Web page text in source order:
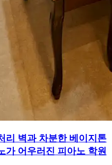
리 벽과 차분한 베이지톤
가 어우러진 피아노 학원